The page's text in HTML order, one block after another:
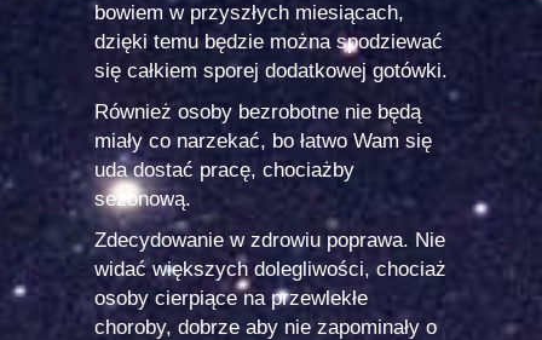
bowiem w przyszłych miesiącach,
dzięki temu będzie można spodziewać
się całkiem sporej dodatkowej gotówki.
Również osoby bezrobotne nie będą
miały co narzekać, bo łatwo Wam się
uda dostać pracę, chociażby
sezonową.
Zdecydowanie w zdrowiu poprawa. Nie
widać większych dolegliwości, chociaż
osoby cierpiące na przewlekłe
choroby, dobrze aby nie zapominały o